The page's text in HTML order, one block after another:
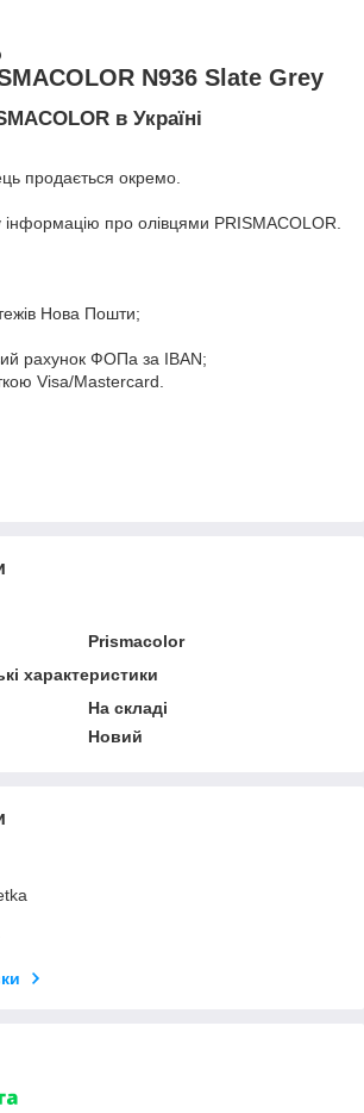
N936 Slate Grey
в Україні
продається окремо.
інформацію про олівцями PRISMACOLOR.
Нова Пошти;
рахунок ФОПа за IBAN;
Visa/Mastercard.
Prismacolor
характеристики
На складі
Новий